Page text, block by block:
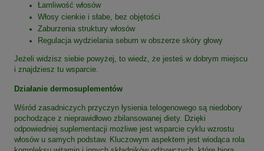
Łamliwość włosów
Włosy cienkie i słabe, bez objętości
Zaburzenia struktury włosów
Regulacja wydzielania sebum w obszerze skóry głowy
Jeżeli widzisz siebie powyżej, to wiedz, że jesteś w dobrym miejscu
i znajdziesz tu wsparcie.
Działanie dermosuplementów
Wśród zasadniczych przyczyn łysienia telogenowego są niedobory
pochodzące z nieprawidłowo zbilansowanej diety. Dzięki
odpowiedniej suplementacji możliwe jest wsparcie cyklu wzrostu
włosów u samych podstaw. Kluczowym aspektem jest wiodąca rola